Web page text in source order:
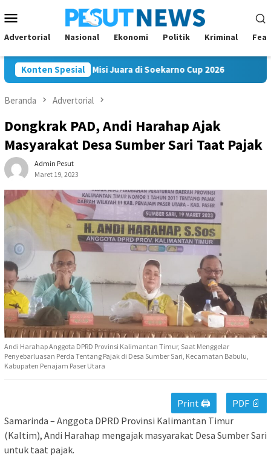
ke
kontenMobile
Advertorial Nasional Ekonomi Politik Kriminal
Konten Spesial
FC Bawa Misi Juara di Soekarno Cup 2026
Beranda Advertorial
Dongkrak PAD, Andi Harahap Ajak
Masyarakat Desa Sumber Sari Taat Pajak
Admin Pesut
Maret 19, 2023
Andi Harahap Anggota DPRD Provinsi Kalimantan Timur, Saat Menggelar
Penyebarluasan Perda Tentang Pajak di Desa Sumber Sari, Kecamatan Babulu,
Kabupaten Penajam Paser Utara
Print 🖨
PDF 📄
Samarinda – Anggota DPRD Provinsi Kalimantan Timur
(Kaltim), Andi Harahap mengajak masyarakat Desa Sumber Sari
untuk taat pajak.